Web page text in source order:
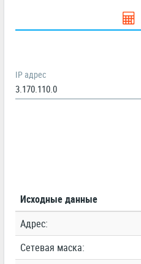
IP адрес
Исходные данные
Адрес:
Сетевая маска: